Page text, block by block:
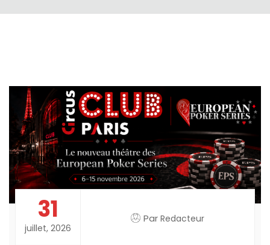
31
juillet, 2026
Par Redacteur